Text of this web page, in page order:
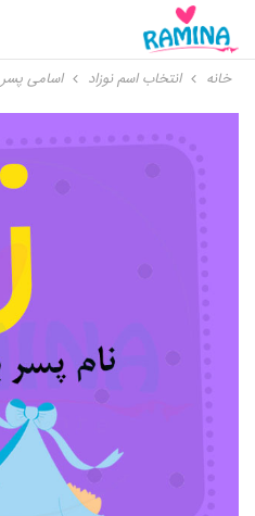
خانه انتخاب اسم نوزاد اسامی پسر